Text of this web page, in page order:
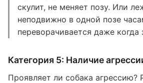
скулит, не меняет позу. Или
неподвижно в одной позе
переворачивается даже когда
Категория 5: Наличие
Проявляет ли собака агрессию?